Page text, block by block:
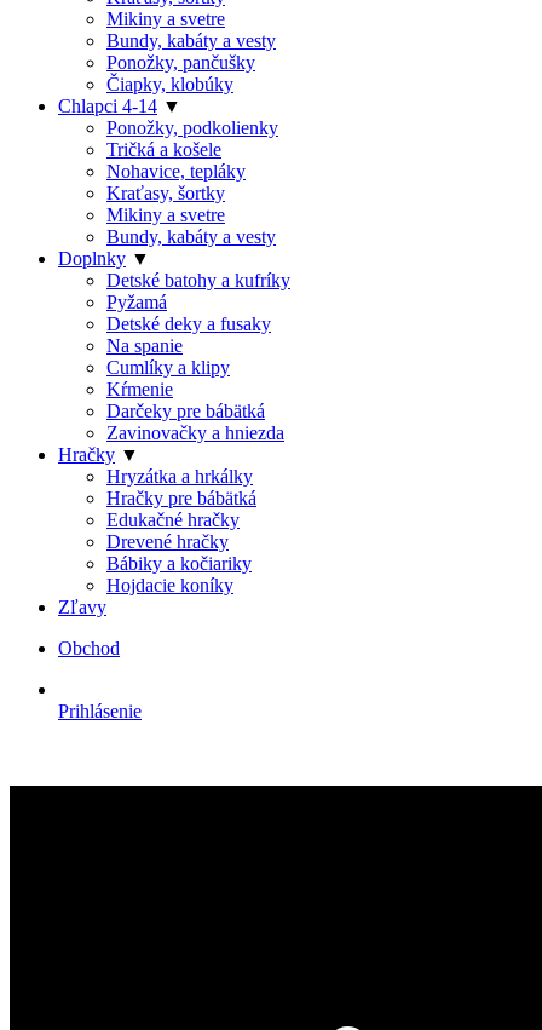
Mikiny a svetre
Bundy, kabáty a vesty
Ponožky, pančušky
Čiapky, klobúky
Chlapci 4-14 ▼
Ponožky, podkolienky
Tričká a košele
Nohavice, tepláky
Kraťasy, šortky
Mikiny a svetre
Bundy, kabáty a vesty
Doplnky ▼
Detské batohy a kufríky
Pyžamá
Detské deky a fusaky
Na spanie
Cumlíky a klipy
Kŕmenie
Darčeky pre bábätká
Zavinovačky a hniezda
Hračky ▼
Hryzátka a hrkálky
Hračky pre bábätká
Edukačné hračky
Drevené hračky
Bábiky a kočiariky
Hojdacie koníky
Zľavy
Obchod
Prihlásenie